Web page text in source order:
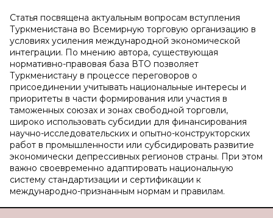
Статья посвящена актуальным вопросам вступления
Туркменистана во Всемирную торговую организацию в
условиях усиления международной экономической
интеграции. По мнению автора, существующая
нормативно-правовая база ВТО позволяет
Туркменистану в процессе переговоров о
присоединении учитывать национальные интересы и
приоритеты в части формирования или участия в
таможенных союзах и зонах свободной торговли,
широко использовать субсидии для финансирования
научно-исследовательских и опытно-конструкторских
работ в промышленности или субсидировать развитие
экономически депрессивных регионов страны. При этом
важно своевременно адаптировать национальную
систему стандартизации и сертификации к
международно-признанным нормам и правилам.